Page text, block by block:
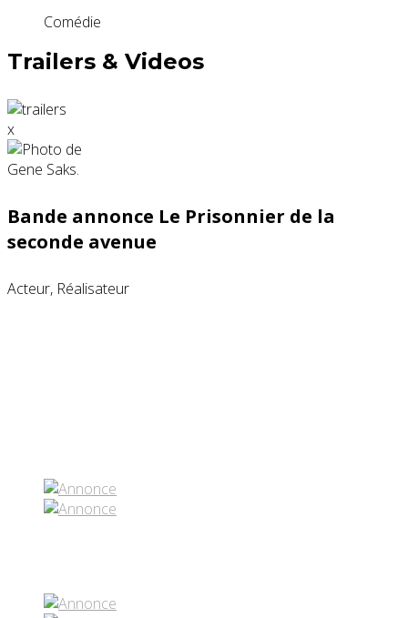
Comédie
Trailers & Videos
x
Bande annonce Le Prisonnier de la
seconde avenue
Acteur, Réalisateur